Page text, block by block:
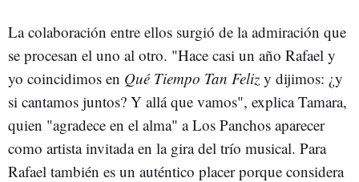
La colaboración entre ellos surgió de la admiración que
se procesan el uno al otro. "Hace casi un año Rafael y
yo coincidimos en Qué Tiempo Tan Feliz y dijimos: ¿y
si cantamos juntos? Y allá que vamos", explica Tamara,
quien "agradece en el alma" a Los Panchos aparecer
como artista invitada en la gira del trío musical. Para
Rafael también es un auténtico placer porque considera